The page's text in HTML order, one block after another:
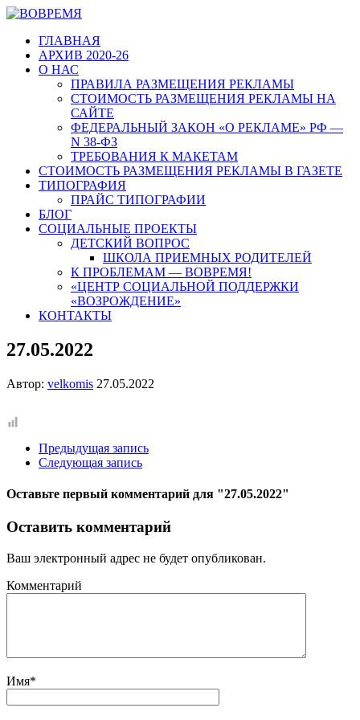
ГЛАВНАЯ
АРХИВ 2020-26
О НАС
ПРАВИЛА РАЗМЕЩЕНИЯ РЕКЛАМЫ
СТОИМОСТЬ РАЗМЕЩЕНИЯ РЕКЛАМЫ НА
САЙТЕ
ФЕДЕРАЛЬНЫЙ ЗАКОН «О РЕКЛАМЕ» РФ —
N 38-ФЗ
ТРЕБОВАНИЯ К МАКЕТАМ
СТОИМОСТЬ РАЗМЕЩЕНИЯ РЕКЛАМЫ В ГАЗЕТЕ
ТИПОГРАФИЯ
ПРАЙС ТИПОГРАФИИ
БЛОГ
СОЦИАЛЬНЫЕ ПРОЕКТЫ
ДЕТСКИЙ ВОПРОС
ШКОЛА ПРИЕМНЫХ РОДИТЕЛЕЙ
К ПРОБЛЕМАМ — ВОВРЕМЯ!
«ЦЕНТР СОЦИАЛЬНОЙ ПОДДЕРЖКИ
«ВОЗРОЖДЕНИЕ»
КОНТАКТЫ
27.05.2022
Автор: velkomis 27.05.2022
Предыдущая запись
Следующая запись
Оставьте первый комментарий для "27.05.2022"
Оставить комментарий
Ваш электронный адрес не будет опубликован.
Комментарий
Имя*